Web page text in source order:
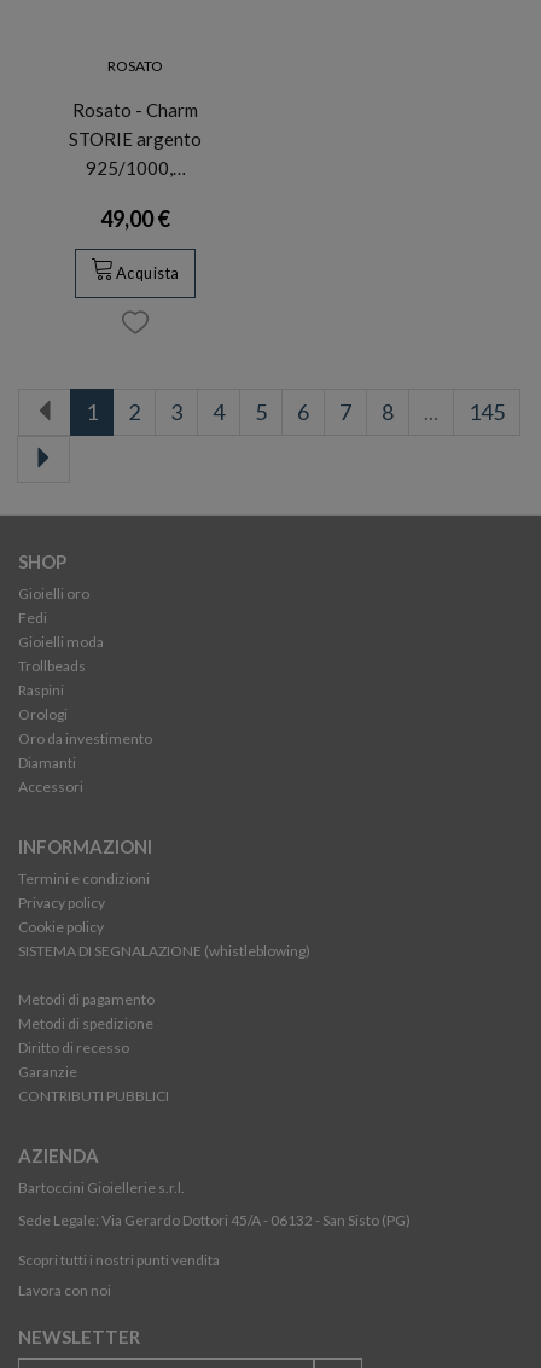
ROSATO
Rosato - Charm
STORIE argento
925/1000,…
49,00 €
Acquista
1 2 3 4 5 6 7 8 ... 145
SHOP
Gioielli oro
Fedi
Gioielli moda
Trollbeads
Raspini
Orologi
Oro da investimento
Diamanti
Accessori
INFORMAZIONI
Termini e condizioni
Privacy policy
Cookie policy
SISTEMA DI SEGNALAZIONE (whistleblowing)
Metodi di pagamento
Metodi di spedizione
Diritto di recesso
Garanzie
CONTRIBUTI PUBBLICI
AZIENDA
Bartoccini Gioiellerie s.r.l.
Sede Legale: Via Gerardo Dottori 45/A - 06132 - San Sisto (PG)
Scopri tutti i nostri punti vendita
Lavora con noi
NEWSLETTER